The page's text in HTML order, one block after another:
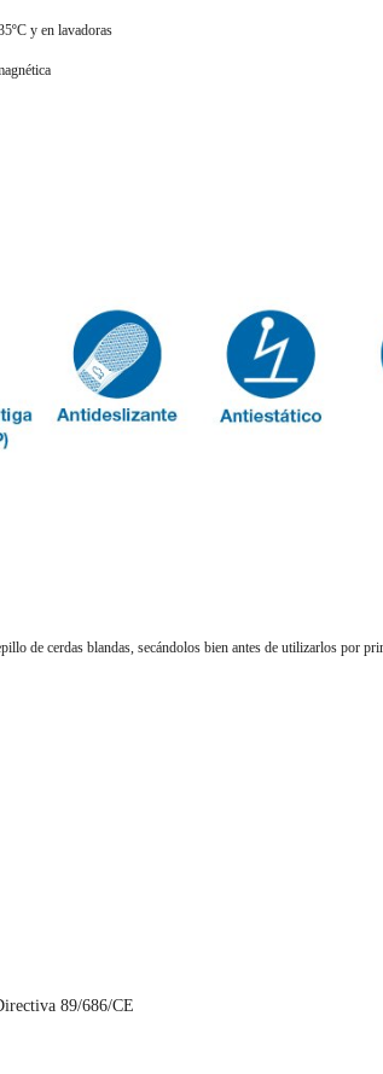
y en lavadoras
de cerdas blandas, secándolos bien antes de utilizarlos por
89/686/CE